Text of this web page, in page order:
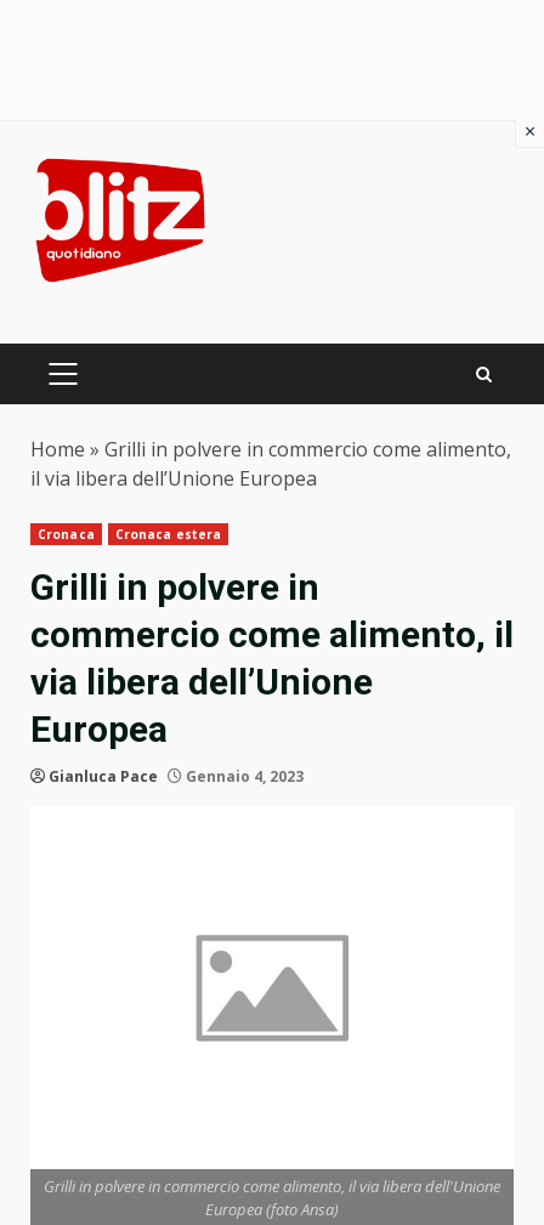
content
PRIMARY
Home » Grilli in polvere in commercio come alimento,
il via libera dell’Unione Europea
Cronaca Cronaca estera
Grilli in polvere in
commercio come alimento, il
via libera dell’Unione
Europea
Gianluca Pace Gennaio 4, 2023
Grilli in polvere in commercio come alimento, il via libera dell'Unione
Europea (foto Ansa)
×